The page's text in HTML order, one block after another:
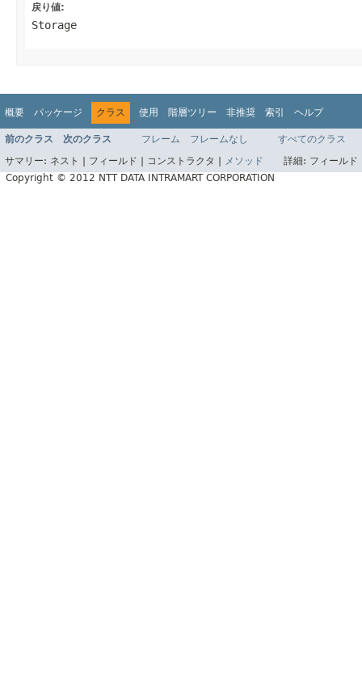
戻り値:
Storage
概要 パッケージ クラス 使用 階層ツリー 非推奨 索引 ヘルプ
前のクラス 次のクラス フレーム フレームなし
すべてのクラス
サマリー: ネスト | フィールド | コンストラクタ | メソッド 詳細: フィール
Copyright © 2012 NTT DATA INTRAMART CORPORATION